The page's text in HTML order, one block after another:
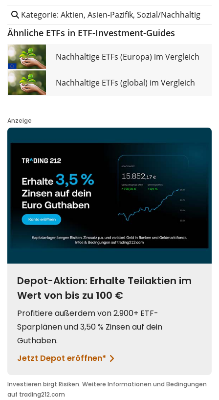
Kategorie: Aktien, Asien-Pazifik, Sozial/Nachhaltig
Ähnliche ETFs in ETF-Investment-Guides
Nachhaltige ETFs (Europa) im Vergleich
Nachhaltige ETFs (global) im Vergleich